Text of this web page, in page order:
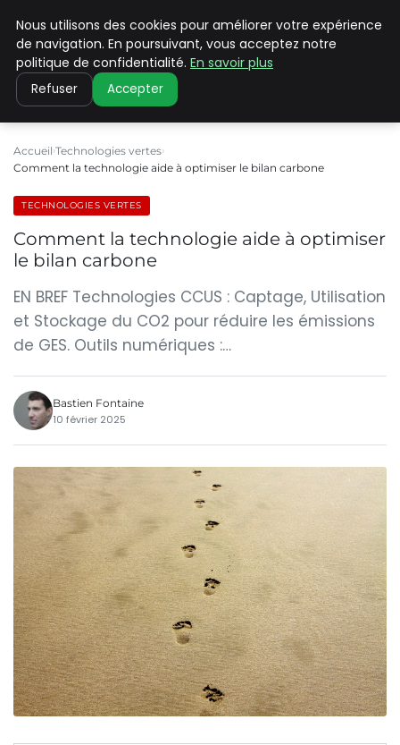
CLIMATE C ADVANCED
Accueil Technologies vertes
Comment la technologie aide à optimiser le bilan carbone
TECHNOLOGIES VERTES
Comment la technologie aide à optimiser
le bilan carbone
EN BREF Technologies CCUS : Captage, Utilisation
et Stockage du CO2 pour réduire les émissions
de GES. Outils numériques :…
Bastien Fontaine
10 février 2025
Nous utilisons des cookies pour améliorer votre expérience
de navigation. En poursuivant, vous acceptez notre
politique de confidentialité. En savoir plus
Refuser Accepter